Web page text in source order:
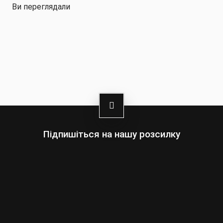
Ви переглядали
Підпишіться на нашу розсилку